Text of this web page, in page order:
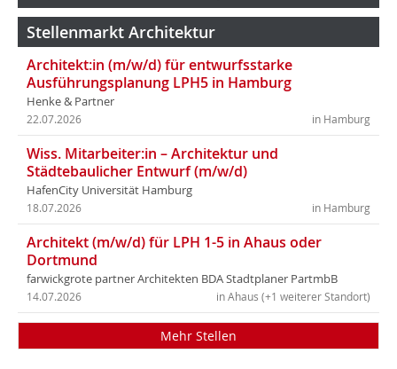
Stellenmarkt Architektur
Architekt:in (m/w/d) für entwurfsstarke
Ausführungsplanung LPH5 in Hamburg
Henke & Partner
in Hamburg
22.07.2026
Wiss. Mitarbeiter:in – Architektur und
Städtebaulicher Entwurf (m/w/d)
HafenCity Universität Hamburg
in Hamburg
18.07.2026
Architekt (m/w/d) für LPH 1-5 in Ahaus oder
Dortmund
farwickgrote partner Architekten BDA Stadtplaner PartmbB
in Ahaus (+1 weiterer Standort)
14.07.2026
Mehr Stellen